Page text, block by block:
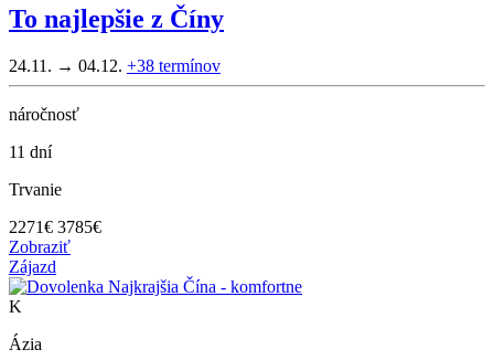
To najlepšie z Číny
24.11. → 04.12. +38 termínov
náročnosť
11 dní
Trvanie
2271€ 3785€
Zobraziť
Zájazd
K
Ázia